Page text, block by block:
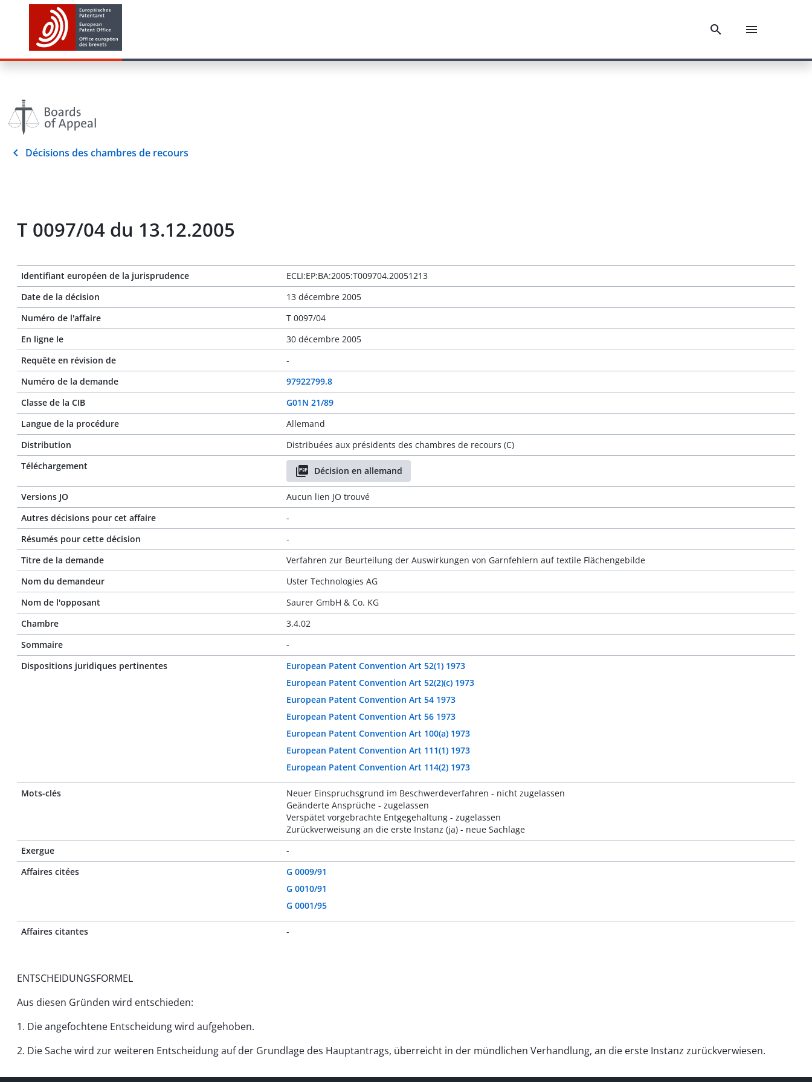
Décisions des chambres de recours
T 0097/04 du 13.12.2005
Identifiant européen de la jurisprudence
ECLI:EP:BA:2005:T009704.20051213
Date de la décision
13 décembre 2005
Numéro de l'affaire
T 0097/04
En ligne le
30 décembre 2005
Requête en révision de
-
Numéro de la demande
97922799.8
Classe de la CIB
G01N 21/89
Langue de la procédure
Allemand
Distribution
Distribuées aux présidents des chambres de recours (C)
Téléchargement
Décision en allemand
Versions JO
Aucun lien JO trouvé
Autres décisions pour cet affaire
-
Résumés pour cette décision
-
Titre de la demande
Verfahren zur Beurteilung der Auswirkungen von Garnfehlern auf textile Flächengebilde
Nom du demandeur
Uster Technologies AG
Nom de l'opposant
Saurer GmbH & Co. KG
Chambre
3.4.02
Sommaire
-
Dispositions juridiques pertinentes
European Patent Convention Art 52(1) 1973
European Patent Convention Art 52(2)(c) 1973
European Patent Convention Art 54 1973
European Patent Convention Art 56 1973
European Patent Convention Art 100(a) 1973
European Patent Convention Art 111(1) 1973
European Patent Convention Art 114(2) 1973
Mots-clés
Neuer Einspruchsgrund im Beschwerdeverfahren - nicht zugelassen
Geänderte Ansprüche - zugelassen
Verspätet vorgebrachte Entgegehaltung - zugelassen
Zurückverweisung an die erste Instanz (ja) - neue Sachlage
Exergue
-
Affaires citées
G 0009/91
G 0010/91
G 0001/95
Affaires citantes -
ENTSCHEIDUNGSFORMEL
Aus diesen Gründen wird entschieden:
1. Die angefochtene Entscheidung wird aufgehoben.
2. Die Sache wird zur weiteren Entscheidung auf der Grundlage des Hauptantrags, überreicht in der mündlichen Verhandlung, an die erste Instanz zurückverwiesen.